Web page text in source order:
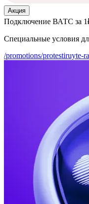
Акция
Подключение ВАТС за
Специальные условия
/promotions/protestiruyte-